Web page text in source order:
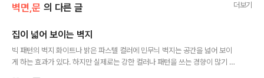
벽면,문 의 다른 글 더보기
집이 넓어 보이는 벽지
빅 패턴의 벽지 화이트나 밝은 파스텔 컬러에 민무늬 벽지는 공간을 넓어 보이
게 하는 효과가 있다. 하지만 실제로는 강한 컬러나 패턴을 쓰는 경향이 많기 때